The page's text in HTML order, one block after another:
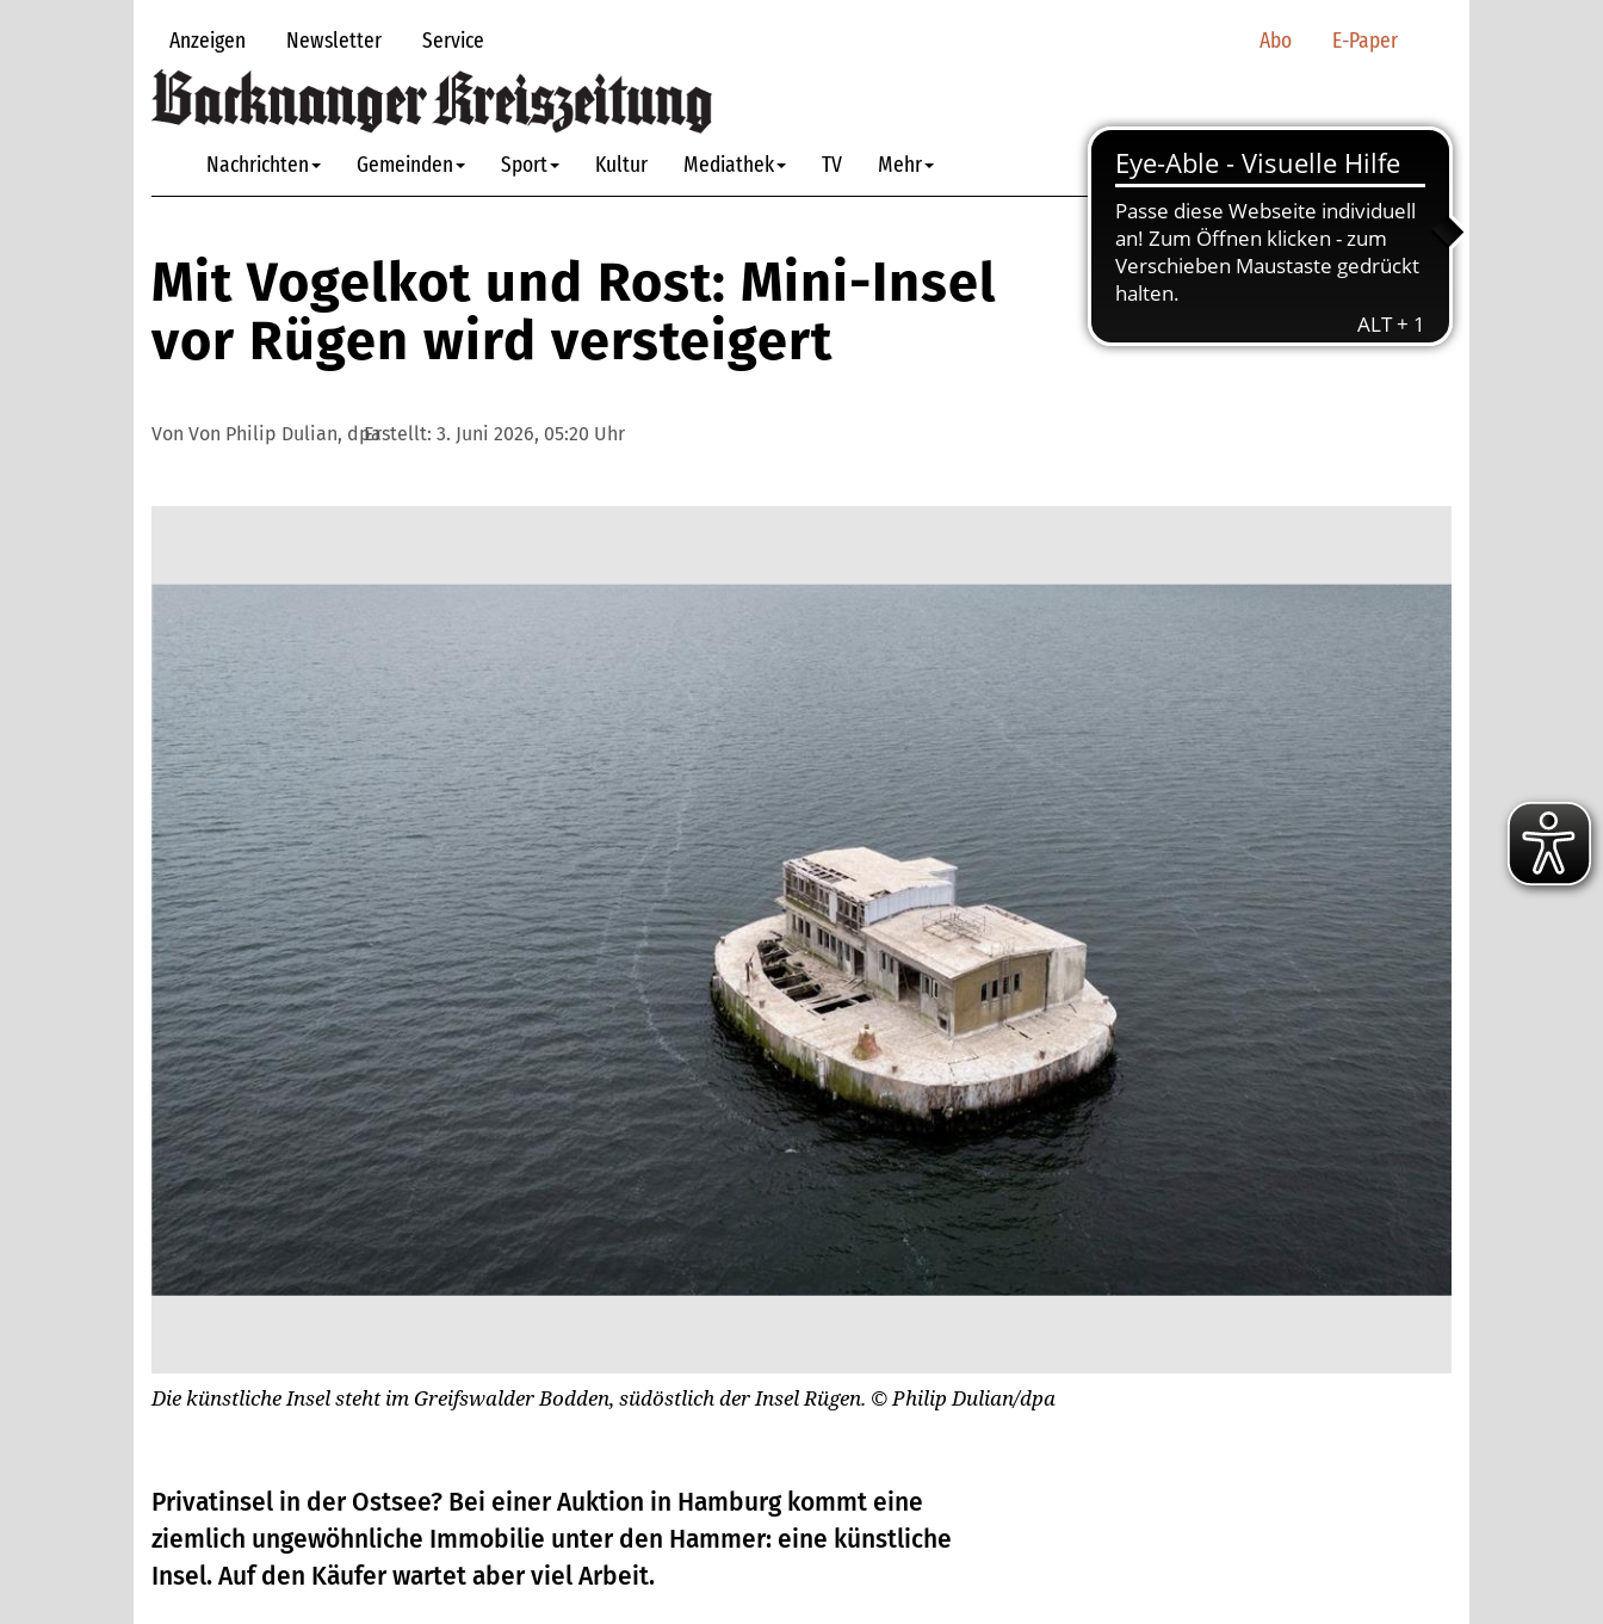
Anzeigen Newsletter Service Abo E-Paper
Nachrichten Gemeinden Sport Kultur Mediathek TV Mehr
Mit Vogelkot und Rost: Mini-Insel
vor Rügen wird versteigert
Von Von Philip Dulian, dpaErstellt: 3. Juni 2026, 05:20 Uhr
Die künstliche Insel steht im Greifswalder Bodden, südöstlich der Insel Rügen. © Philip Dulian/dpa
Privatinsel in der Ostsee? Bei einer Auktion in Hamburg kommt eine
ziemlich ungewöhnliche Immobilie unter den Hammer: eine künstliche
Insel. Auf den Käufer wartet aber viel Arbeit.